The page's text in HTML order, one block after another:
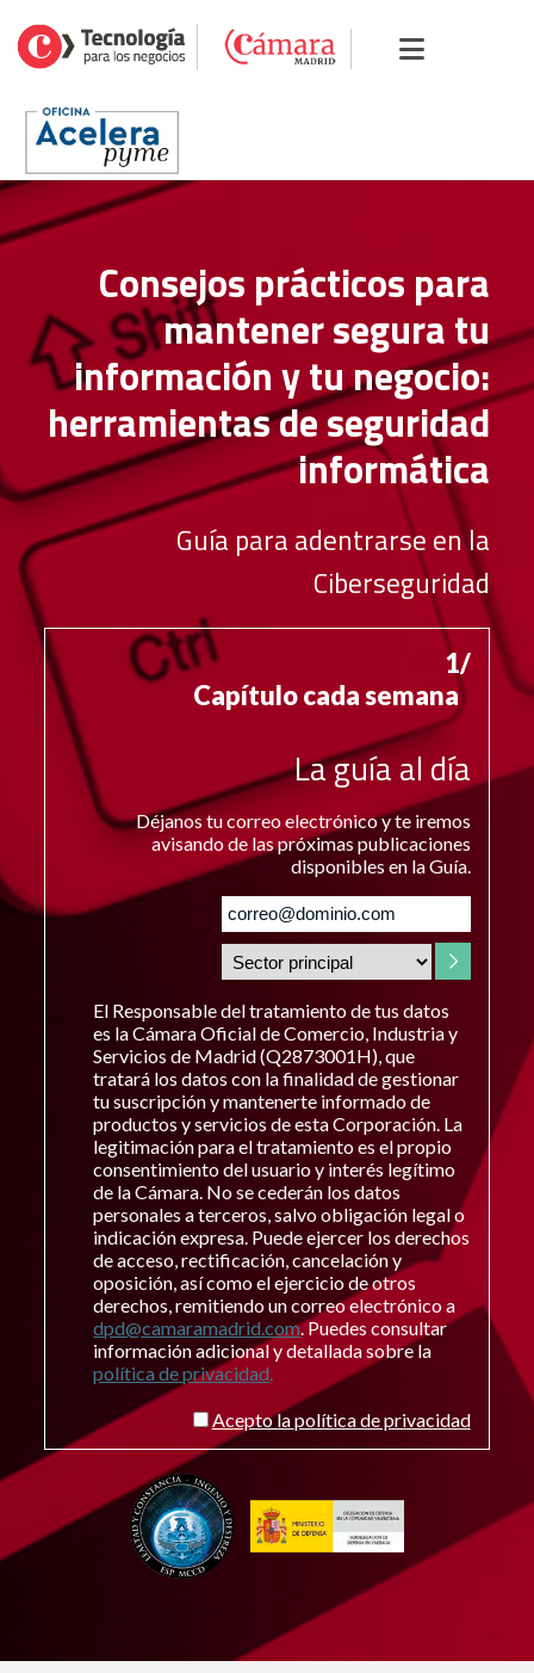
Consejos prácticos para
mantener segura tu
información y tu negocio:
herramientas de seguridad
informática
Guía para adentrarse en la
Ciberseguridad
1/
Capítulo cada semana
La guía al día
Déjanos tu correo electrónico y te iremos
avisando de las próximas publicaciones
disponibles en la Guía.
El Responsable del tratamiento de tus datos
es la Cámara Oficial de Comercio, Industria y
Servicios de Madrid (Q2873001H), que
tratará los datos con la finalidad de gestionar
tu suscripción y mantenerte informado de
productos y servicios de esta Corporación. La
legitimación para el tratamiento es el propio
consentimiento del usuario y interés legítimo
de la Cámara. No se cederán los datos
personales a terceros, salvo obligación legal o
indicación expresa. Puede ejercer los derechos
de acceso, rectificación, cancelación y
oposición, así como el ejercicio de otros
derechos, remitiendo un correo electrónico a
dpd@camaramadrid.com. Puedes consultar
información adicional y detallada sobre la
política de privacidad.
Acepto lapolítica de privacidad